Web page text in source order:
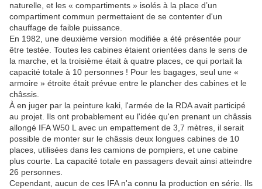
naturelle, et les « compartiments » isolés à la place d’un
compartiment commun permettaient de se contenter d'un
chauffage de faible puissance.
En 1982, une deuxième version modifiée a été présentée pour
être testée. Toutes les cabines étaient orientées dans le sens de
la marche, et la troisième était à quatre places, ce qui portait la
capacité totale à 10 personnes ! Pour les bagages, seul une «
armoire » étroite était prévue entre le plancher des cabines et le
châssis.
À en juger par la peinture kaki, l'armée de la RDA avait participé
au projet. Ils ont probablement eu l'idée qu'en prenant un châssis
allongé IFA W50 L avec un empattement de 3,7 mètres, il serait
possible de monter sur le châssis deux longues cabines de 10
places, utilisées dans les camions de pompiers, et une cabine
plus courte. La capacité totale en passagers devait ainsi atteindre
26 personnes.
Cependant, aucun de ces IFA n'a connu la production en série. Ils